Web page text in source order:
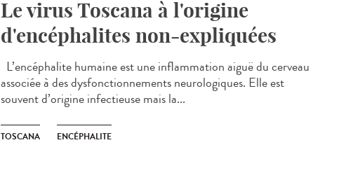
Le virus Toscana à l'origine
d'encéphalites non-expliquées
L’encéphalite humaine est une inflammation aiguë du cerveau
associée à des dysfonctionnements neurologiques. Elle est
souvent d’origine infectieuse mais la...
TOSCANA ENCÉPHALITE